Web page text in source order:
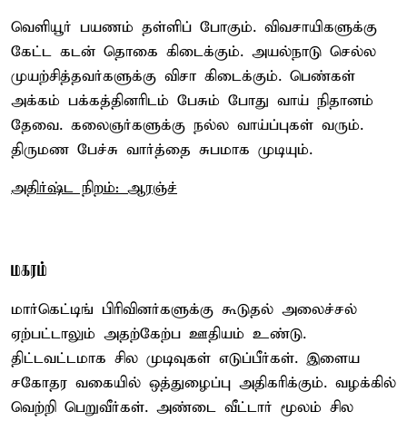
வெளியூர் பயணம் தள்ளிப் போகும். விவசாயிகளுக்கு
கேட்ட கடன் தொகை கிடைக்கும். அயல்நாடு செல்ல
முயற்சித்தவர்களுக்கு விசா கிடைக்கும். பெண்கள்
அக்கம் பக்கத்தினரிடம் பேசும் போது வாய் நிதானம்
தேவை. கலைஞர்களுக்கு நல்ல வாய்ப்புகள் வரும்.
திருமண பேச்சு வார்த்தை சுபமாக முடியும்.
அதிர்ஷ்ட நிறம்: ஆரஞ்ச்
மகரம்
மார்கெட்டிங் பிரிவினர்களுக்கு கூடுதல் அலைச்சல்
ஏற்பட்டாலும் அதற்கேற்ப ஊதியம் உண்டு.
திட்டவட்டமாக சில முடிவுகள் எடுப்பீர்கள். இளைய
சகோதர வகையில் ஒத்துழைப்பு அதிகரிக்கும். வழக்கில்
வெற்றி பெறுவீர்கள். அண்டை வீட்டார் மூலம் சில